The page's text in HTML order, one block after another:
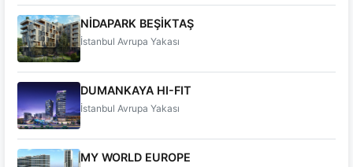
NİDAPARK BEŞİKTAŞ
İstanbul Avrupa Yakası
DUMANKAYA HI-FIT
İstanbul Avrupa Yakası
MY WORLD EUROPE